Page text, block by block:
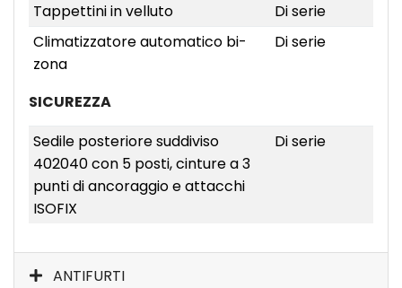
Tappettini in velluto
Di serie
Climatizzatore automatico bi-
zona
Di serie
SICUREZZA
Sedile posteriore suddiviso
402040 con 5 posti, cinture a 3
punti di ancoraggio e attacchi
ISOFIX
Di serie
ANTIFURTI